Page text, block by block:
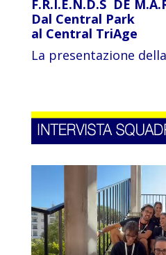
F.R.I.E.N.D.S DE
Dal Central Park
al Central TriAge
La presentazione